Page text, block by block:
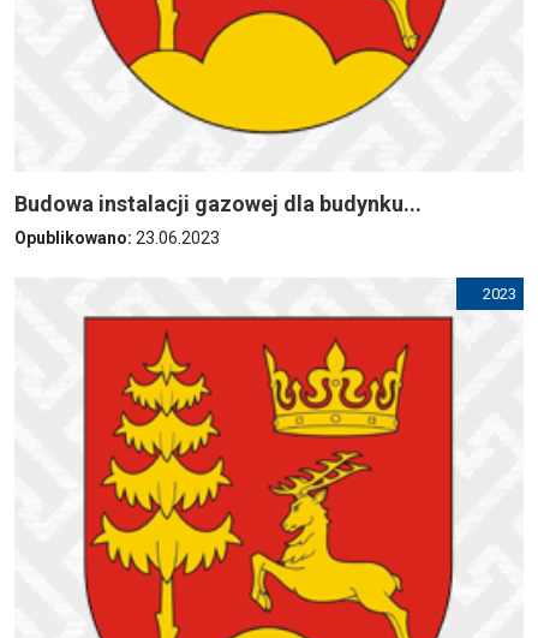
Budowa instalacji gazowej dla budynku...
Opublikowano: 23.06.2023
2023